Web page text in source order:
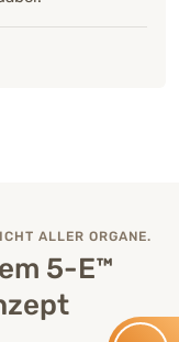
ALLER ORGANE.
5-E™